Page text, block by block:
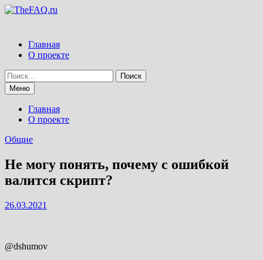
Перейти
Главная
О проекте
Найти:
Меню
Главная
О проекте
Общие
Не могу понять, почему с ошибкой
валится скрипт?
26.03.2021
@dshumov